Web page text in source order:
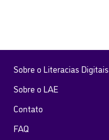
Sobre o Literacias Digitais
Sobre o LAE
Contato
FAQ